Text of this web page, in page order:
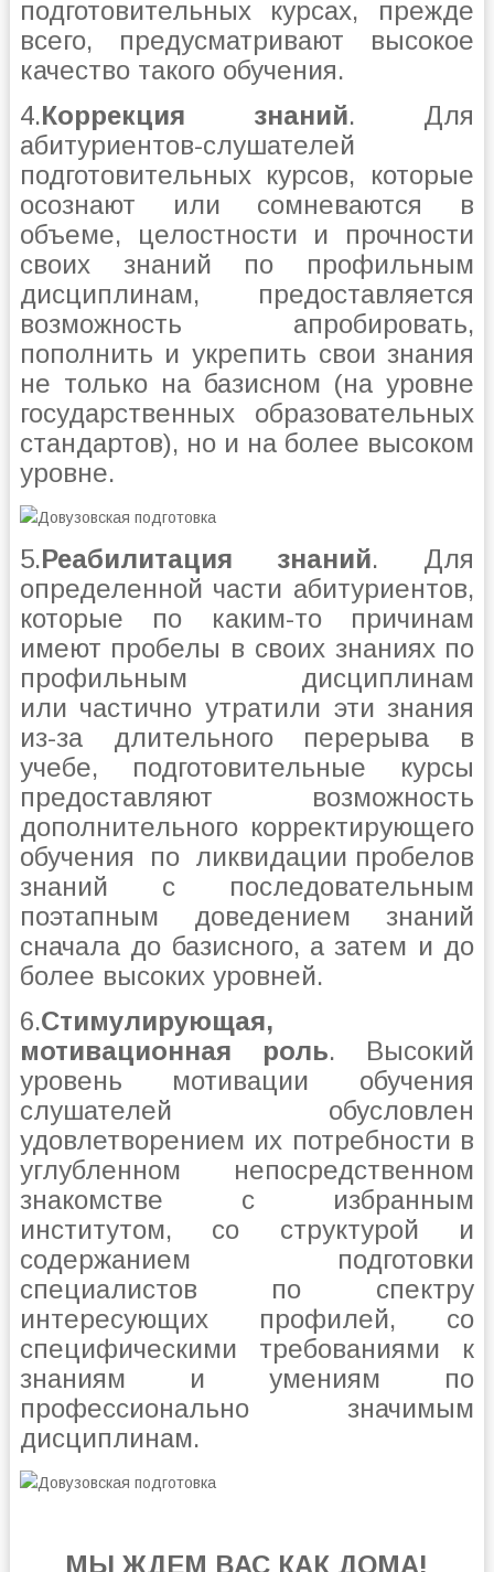
подготовительных курсах, прежде
всего, предусматривают высокое
качество такого обучения.
4.Коррекция знаний. Для
абитуриентов-слушателей
подготовительных курсов, которые
осознают или сомневаются в
объеме, целостности и прочности
своих знаний по профильным
дисциплинам, предоставляется
возможность апробировать,
пополнить и укрепить свои знания
не только на базисном (на уровне
государственных образовательных
стандартов), но и на более высоком
уровне.
5.Реабилитация знаний. Для
определенной части абитуриентов,
которые по каким-то причинам
имеют пробелы в своих знаниях по
профильным дисциплинам
или частично утратили эти знания
из-за длительного перерыва в
учебе, подготовительные курсы
предоставляют возможность
дополнительного корректирующего
обучения по ликвидации пробелов
знаний с последовательным
поэтапным доведением знаний
сначала до базисного, а затем и до
более высоких уровней.
6.Стимулирующая,
мотивационная роль. Высокий
уровень мотивации обучения
слушателей обусловлен
удовлетворением их потребности в
углубленном непосредственном
знакомстве с избранным
институтом, со структурой и
содержанием подготовки
специалистов по спектру
интересующих профилей, со
специфическими требованиями к
знаниям и умениям по
профессионально значимым
дисциплинам.
МЫ ЖДЕМ ВАС КАК ДОМА!